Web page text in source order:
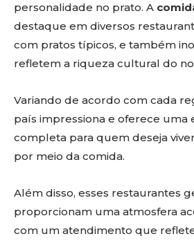
personalidade no prato. A
destaque em diversos
com pratos típicos, e também
refletem a riqueza cultural do
Variando de acordo com cada
país impressiona e oferece uma
completa para quem deseja
por meio da comida.
Além disso, esses restaurantes
proporcionam uma atmosfera
com um atendimento que